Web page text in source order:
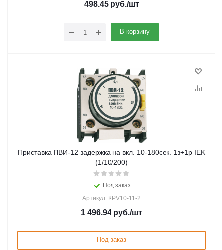
498.45руб./шт
В корзину
Приставка ПВИ-12 задержка на вкл. 10-180сек. 1з+1р IEK
(1/10/200)
Под заказ
Артикул: KPV10-11-2
1 496.94 руб./шт
Под заказ